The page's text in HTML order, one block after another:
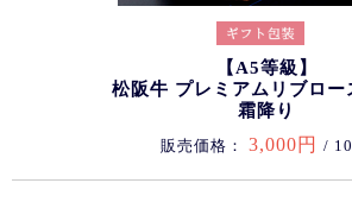
【A5等級】
松阪牛 プレミアムリブロー
霜降り
販売価格： 3,000円 /